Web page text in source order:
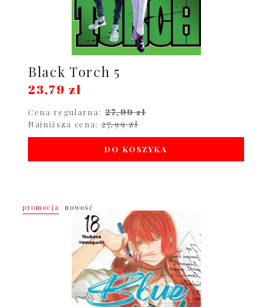
Black Torch 5
23,79 zł
Cena regularna: 27,99 zł
Najniższa cena: 27,99 zł
DO KOSZYKA
promocja nowość